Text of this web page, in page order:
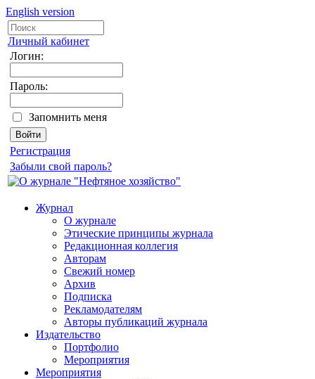
English version
Личный кабинет
Логин:
Пароль:
Запомнить меня
Регистрация
Забыли свой пароль?
Журнал
О журнале
Этические принципы журнала
Редакционная коллегия
Авторам
Свежий номер
Архив
Подписка
Рекламодателям
Авторы публикаций журнала
Издательство
Портфолио
Мероприятия
Мероприятия